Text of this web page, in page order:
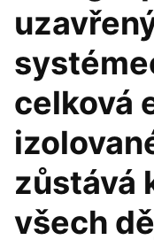
celková
zůstává
všech